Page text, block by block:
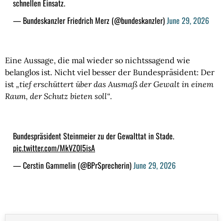
schnellen Einsatz.
— Bundeskanzler Friedrich Merz (@bundeskanzler)June 29, 2026
Eine Aussage, die mal wieder so nichtssagend wie
belanglos ist. Nicht viel besser der Bundespräsident: Der
ist „tief erschüttert über das Ausmaß der Gewalt in einem
Raum, der Schutz bieten soll“.
Bundespräsident Steinmeier zu der Gewalttat in Stade.
pic.twitter.com/MkVZ0l5isA
— Cerstin Gammelin (@BPrSprecherin)June 29, 2026